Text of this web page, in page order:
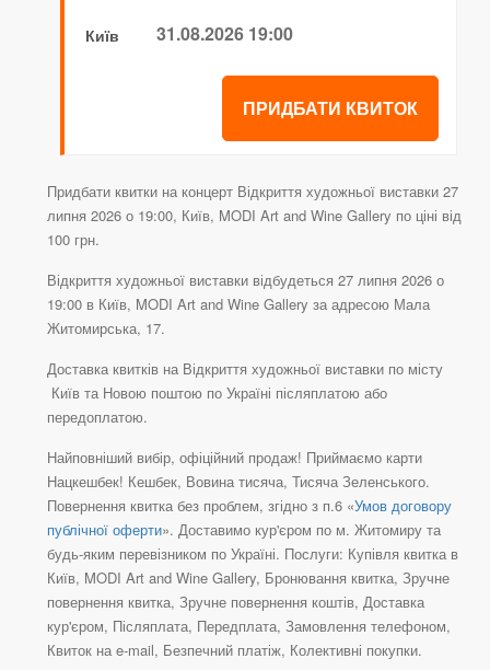
Київ 31.08.2026 19:00
ПРИДБАТИ КВИТОК
Придбати квитки на концерт Відкриття художньої виставки 27
липня 2026 о 19:00, Київ, MODI Art and Wine Gallery по ціні від
100 грн.
Відкриття художньої виставки відбудеться 27 липня 2026 о
19:00 в Київ, MODI Art and Wine Gallery за адресою Мала
Житомирська, 17.
Доставка квитків на Відкриття художньої виставки по місту
Київ та Новою поштою по Україні післяплатою або
передоплатою.
Найповніший вибір, офіційний продаж! Приймаємо карти
Нацкешбек! Кешбек, Вовина тисяча, Тисяча Зеленського.
Повернення квитка без проблем, згідно з п.6 «Умов договору
публічної оферти». Доставимо кур'єром по м. Житомиру та
будь-яким перевізником по Україні. Послуги: Купівля квитка в
Київ, MODI Art and Wine Gallery, Бронювання квитка, Зручне
повернення квитка, Зручне повернення коштів, Доставка
кур'єром, Післяплата, Передплата, Замовлення телефоном,
Квиток на e-mail, Безпечний платіж, Колективні покупки.